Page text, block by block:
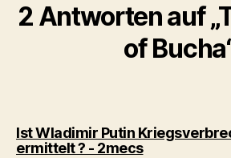
2 Antworten auf
of
Ist Wladimir Putin
ermittelt ? - 2mecssagt: